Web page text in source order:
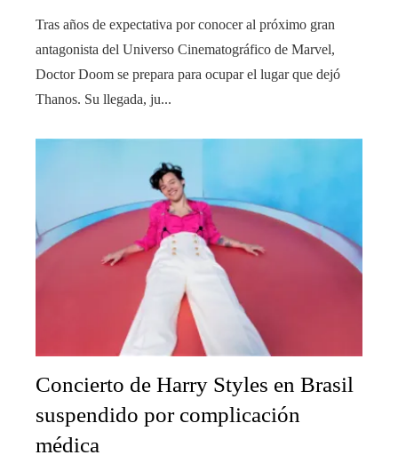
Tras años de expectativa por conocer al próximo gran
antagonista del Universo Cinematográfico de Marvel,
Doctor Doom se prepara para ocupar el lugar que dejó
Thanos. Su llegada, ju...
Concierto de Harry Styles en Brasil
suspendido por complicación
médica